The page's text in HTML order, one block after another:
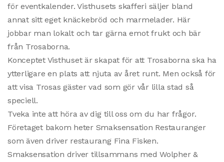
för eventkalender. Visthusets skafferi säljer bland
annat sitt eget knäckebröd och marmelader. Här
jobbar man lokalt och tar gärna emot frukt och bär
från Trosaborna.
Konceptet Visthuset är skapat för att Trosaborna ska ha
ytterligare en plats att njuta av året runt. Men också för
att visa Trosas gäster vad som gör vår lilla stad så
speciell.
Tveka inte att höra av dig till oss om du har frågor.
Företaget bakom heter Smaksensation Restauranger
som även driver restaurang Fina Fisken.
Smaksensation driver tillsammans med Wolpher &